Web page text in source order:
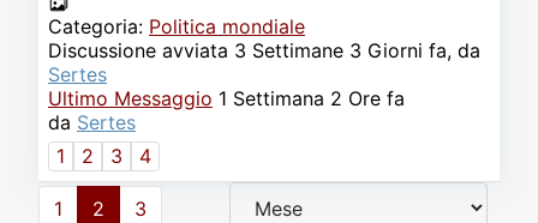
Categoria: Politica mondiale
Discussione avviata 3 Settimane 3 Giorni fa, da
Sertes
Ultimo Messaggio 1 Settimana 2 Ore fa
da Sertes
1
2 3 4
1 2 3